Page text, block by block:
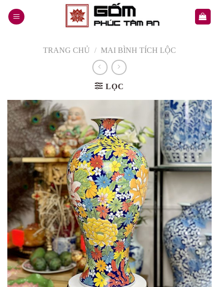
TRANG CHỦ / MAI BÌNH TÍCH LỘC
LỌC